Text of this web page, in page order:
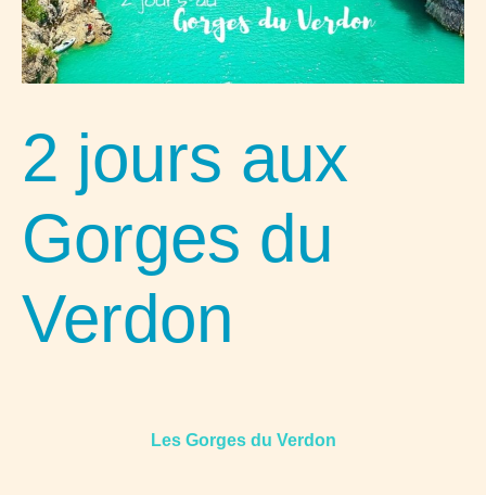
2 jours aux
Gorges du
Verdon
Les Gorges du Verdon